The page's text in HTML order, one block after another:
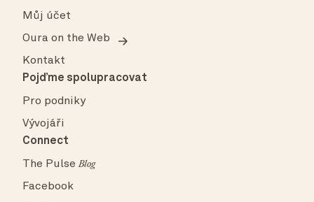
Můj účet
Oura on the Web
Kontakt
Pojďme spolupracovat
Pro podniky
Vývojáři
Connect
The PulseBlog
Facebook